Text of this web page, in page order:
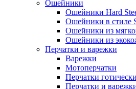
Ошейники
Ошейники Hard
Ошейники в стиле
Ошейники из
Ошейники из
Перчатки и варежки
Варежки
Мотоперчатки
Перчатки
Перчатки и